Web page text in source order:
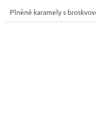
Plněné karamely s